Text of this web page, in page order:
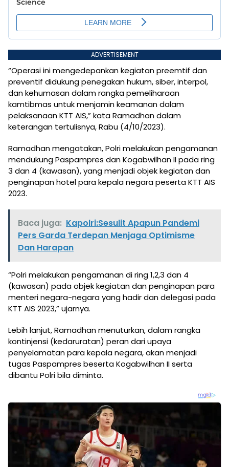
ADVERTISEMENT
“Operasi ini mengedepankan kegiatan preemtif dan
preventif didukung penegakan hukum, siber, interpol,
dan kehumasan dalam rangka pemeliharaan
kamtibmas untuk menjamin keamanan dalam
pelaksanaan KTT AIS,” kata Ramadhan dalam
keterangan tertulisnya, Rabu (4/10/2023).
Ramadhan mengatakan, Polri melakukan pengamanan
mendukung Paspampres dan Kogabwilhan II pada ring
3 dan 4 (kawasan), yang menjadi objek kegiatan dan
penginapan hotel para kepala negara peserta KTT AIS
2023.
Baca juga: Kapolri:Sesulit Apapun Pandemi
Pers Garda Terdepan Menjaga Optimisme
Dan Harapan
“Polri melakukan pengamanan di ring 1,2,3 dan 4
(kawasan) pada objek kegiatan dan penginapan para
menteri negara-negara yang hadir dan delegasi pada
KTT AIS 2023,” ujarnya.
Lebih lanjut, Ramadhan menuturkan, dalam rangka
kontinjensi (kedaruratan) peran dari upaya
penyelamatan para kepala negara, akan menjadi
tugas Paspampres beserta Kogabwilhan II serta
dibantu Polri bila diminta.